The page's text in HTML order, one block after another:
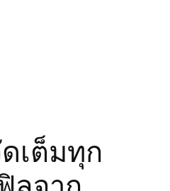
ดเต็มทุก